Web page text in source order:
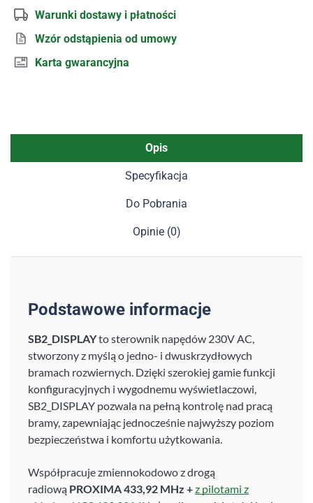
Warunki dostawy i płatności
Wzór odstąpienia od umowy
Karta gwarancyjna
Opis
Specyfikacja
Do Pobrania
Opinie (0)
Podstawowe informacje
SB2_DISPLAYto sterownik napędów 230V AC,
stworzony z myślą o jedno- i dwuskrzydłowych
bramach rozwiernych. Dzięki szerokiej gamie funkcji
konfiguracyjnych i wygodnemu wyświetlaczowi,
SB2_DISPLAY pozwala na pełną kontrolę nad pracą
bramy, zapewniając jednocześnie najwyższy poziom
bezpieczeństwa i komfortu użytkowania.
Współpracuje zmiennokodowo z drogą
radiową PROXIMA 433,92 MHz +z pilotami z